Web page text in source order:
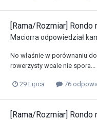
[Rama/Rozmiar]
Maciorraodpowiedział
No właśnie w porównaniu
rowerzysty wcale nie spora...
29 Lipca 76
[Rama/Rozmiar] Rondo